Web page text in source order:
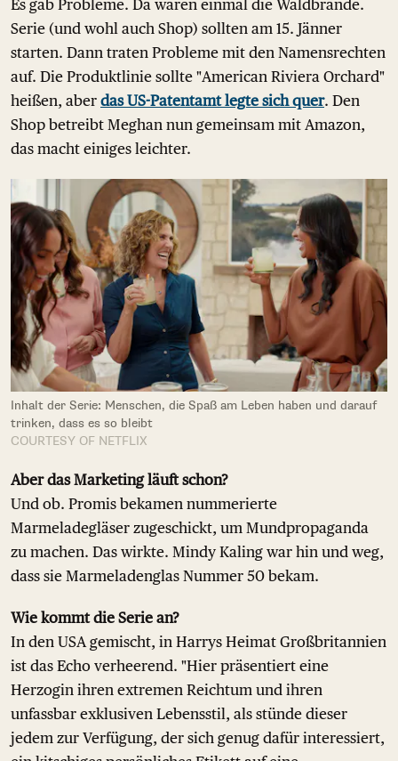
Es gab Probleme. Da waren einmal die Waldbrände.
Serie (und wohl auch Shop) sollten am 15. Jänner
starten. Dann traten Probleme mit den Namensrechten
auf. Die Produktlinie sollte "American Riviera Orchard"
heißen, aber das US-Patentamt legte sich quer. Den
Shop betreibt Meghan nun gemeinsam mit Amazon,
das macht einiges leichter.
Inhalt der Serie: Menschen, die Spaß am Leben haben und darauf
trinken, dass es so bleibt
COURTESY OF NETFLIX
Aber das Marketing läuft schon?
Und ob. Promis bekamen nummerierte
Marmeladegläser zugeschickt, um Mundpropaganda
zu machen. Das wirkte. Mindy Kaling war hin und weg,
dass sie Marmeladenglas Nummer 50 bekam.
Wie kommt die Serie an?
In den USA gemischt, in Harrys Heimat Großbritannien
ist das Echo verheerend. "Hier präsentiert eine
Herzogin ihren extremen Reichtum und ihren
unfassbar exklusiven Lebensstil, als stünde dieser
jedem zur Verfügung, der sich genug dafür interessiert,